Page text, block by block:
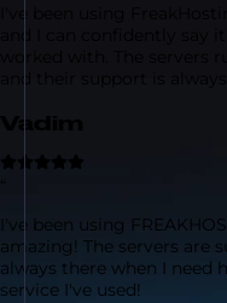
“
I've been using
amazing! The servers are
always there when I need
service I've used!